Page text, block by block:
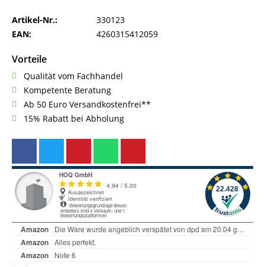
Artikel-Nr.:
330123
EAN:
4260315412059
Vorteile
Qualität vom Fachhandel
Kompetente Beratung
Ab 50 Euro Versandkostenfrei**
15% Rabatt bei Abholung